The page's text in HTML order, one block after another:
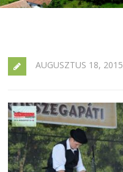
AUGUSZTUS 18, 2015